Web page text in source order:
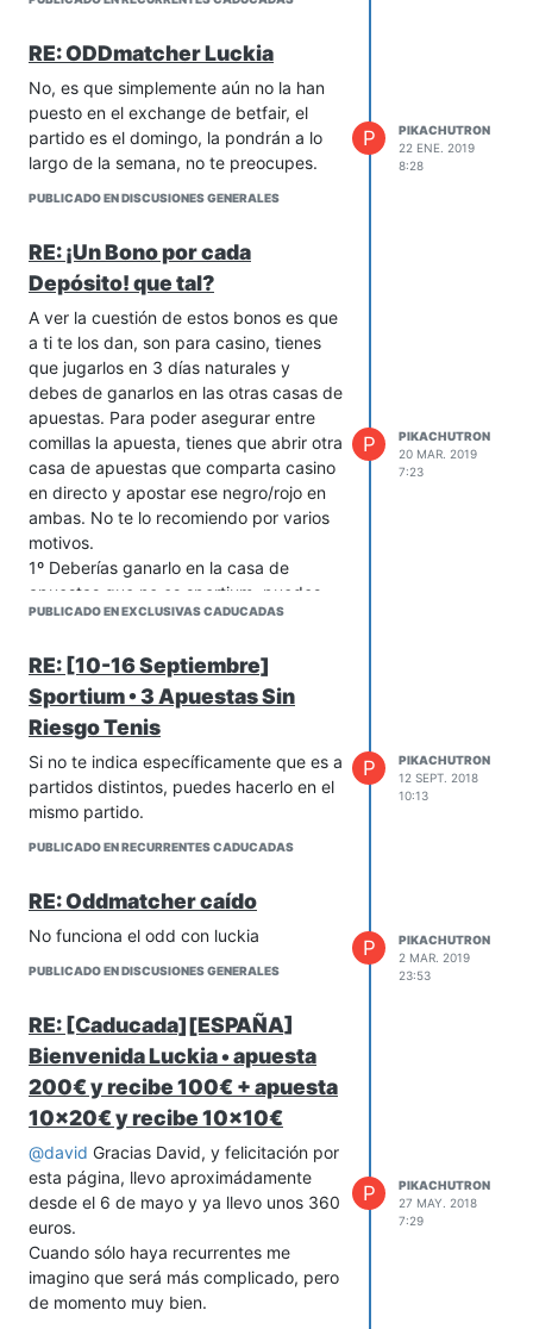
RE: ODDmatcher Luckia
No, es que simplemente aún no la han
puesto en el exchange de betfair, el
partido es el domingo, la pondrán a lo
largo de la semana, no te preocupes.
PUBLICADO EN DISCUSIONES GENERALES
P
PIKACHUTRON
22 ENE. 2019
8:28
RE: ¡Un Bono por cada
Depósito! que tal?
A ver la cuestión de estos bonos es que
a ti te los dan, son para casino, tienes
que jugarlos en 3 días naturales y
debes de ganarlos en las otras casas de
apuestas. Para poder asegurar entre
comillas la apuesta, tienes que abrir otra
casa de apuestas que comparta casino
en directo y apostar ese negro/rojo en
ambas. No te lo recomiendo por varios
motivos.
1º Deberías ganarlo en la casa de
apuestas que no es sportium, puedes
tener la mala suerte de ir ganando todo
[censored] madre porque te quedas sin
dinero en las otras o lo que sea, y luego
a mayores no llegar a apostarlo el
número de veces que te exijan, que
creo que es 50
2º Si te sale el 0, pierdes en ambas
casas de apuestas.
Hasta ahí es donde yo sé, desconozco
con éxito asegurado.
Un saludo
PUBLICADO EN EXCLUSIVAS CADUCADAS
P
PIKACHUTRON
20 MAR. 2019
7:23
RE: [10-16 Septiembre]
Sportium • 3 Apuestas Sin
Riesgo Tenis
Si no te indica específicamente que es a
partidos distintos, puedes hacerlo en el
mismo partido.
PUBLICADO EN RECURRENTES CADUCADAS
P
PIKACHUTRON
12 SEPT. 2018
10:13
RE: Oddmatcher caído
No funciona el odd con luckia
PUBLICADO EN DISCUSIONES GENERALES
P
PIKACHUTRON
2 MAR. 2019
23:53
RE: [Caducada][ESPAÑA]
Bienvenida Luckia • apuesta
200€ y recibe 100€ + apuesta
10x20€ y recibe 10x10€
@david Gracias David, y felicitación por
esta página, llevo aproximádamente
desde el 6 de mayo y ya llevo unos 360
euros.
Cuando sólo haya recurrentes me
imagino que será más complicado, pero
de momento muy bien.
P
PIKACHUTRON
27 MAY. 2018
7:29